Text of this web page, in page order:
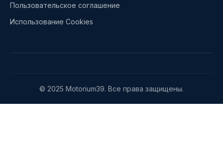
Пользовательское соглашение
Использование Cookies
© 2025 Motorium39. Все права защищены.